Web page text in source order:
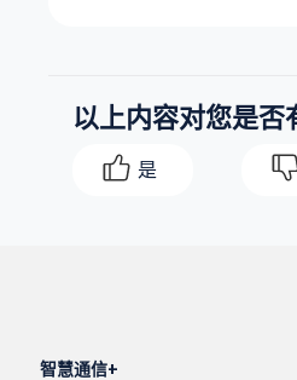
以上内容对您是否
是
智慧通信